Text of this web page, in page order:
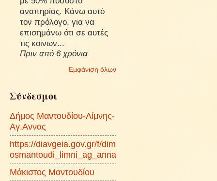
αναπηρίας. Κάνω αυτό
τον πρόλογο, για να
επισημάνω ότι σε αυτές
τις κοινων...
Πριν από 6 χρόνια
Εμφάνιση όλων
Σύνδεσμοι
Δήμος Μαντουδίου-Λίμνης-
Αγ.Αννας
https://diavgeia.gov.gr/f/dim
osmantoudi_limni_ag_anna
Μάκιστος Μαντουδίου